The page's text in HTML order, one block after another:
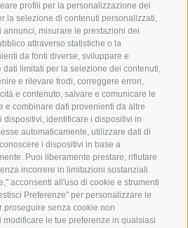
profili per la personalizzazione dei
la selezione di contenuti personalizzati,
misurare le prestazioni dei
attraverso statistiche o la
da fonti diverse, sviluppare e
limitati per la selezione dei contenuti,
e rilevare frodi, correggere errori,
e contenuto, salvare e comunicare le
e combinare dati provenienti da altre
dispositivi, identificare i dispositivi in
automaticamente, utilizzare dati di
i dispositivi in base a
Puoi liberamente prestare, rifiutare
incorrere in limitazioni sostanziali.
acconsenti all'uso di cookie e strumenti
Preferenze" per personalizzare le
proseguire senza cookie non
modificare le tue preferenze in qualsiasi
COOKIE POLICY
SICURI
AZIENDA
CHI SIAMO
TRATTATI
CONDOMINI
Bonifico